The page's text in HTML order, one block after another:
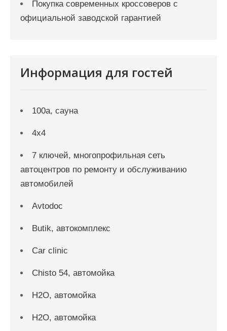
Покупка современных кроссоверов с
официальной заводской гарантией
Информация для гостей
100а, сауна
4х4
7 ключей, многопрофильная сеть
автоцентров по ремонту и обслуживанию
автомобилей
Avtodoc
Butik, автокомплекс
Car clinic
Chisto 54, автомойка
H2O, автомойка
H2O, автомойка